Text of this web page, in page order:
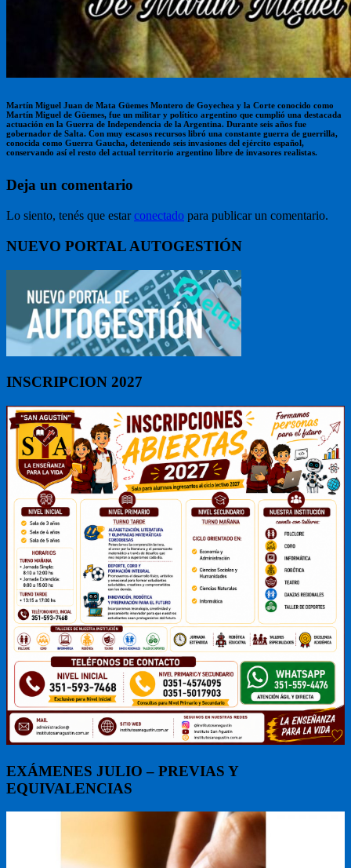
Martín Miguel Juan de Mata Güemes Montero de Goyechea y la Corte conocido como
Martín Miguel de Güemes, fue un militar y político argentino que cumplió una destacada
actuación en la Guerra de Independencia de la Argentina. Durante seis años fue
gobernador de Salta. Con muy escasos recursos libró una constante guerra de guerrilla,
conocida como Guerra Gaucha, deteniendo seis invasiones del ejército español,
conservando así el resto del actual territorio argentino libre de invasores realistas.
Deja un comentario
Lo siento, tenés que estarconectado para publicar un comentario.
NUEVO PORTAL AUTOGESTIÓN
INSCRIPCION 2027
EXÁMENES JULIO – PREVIAS Y
EQUIVALENCIAS